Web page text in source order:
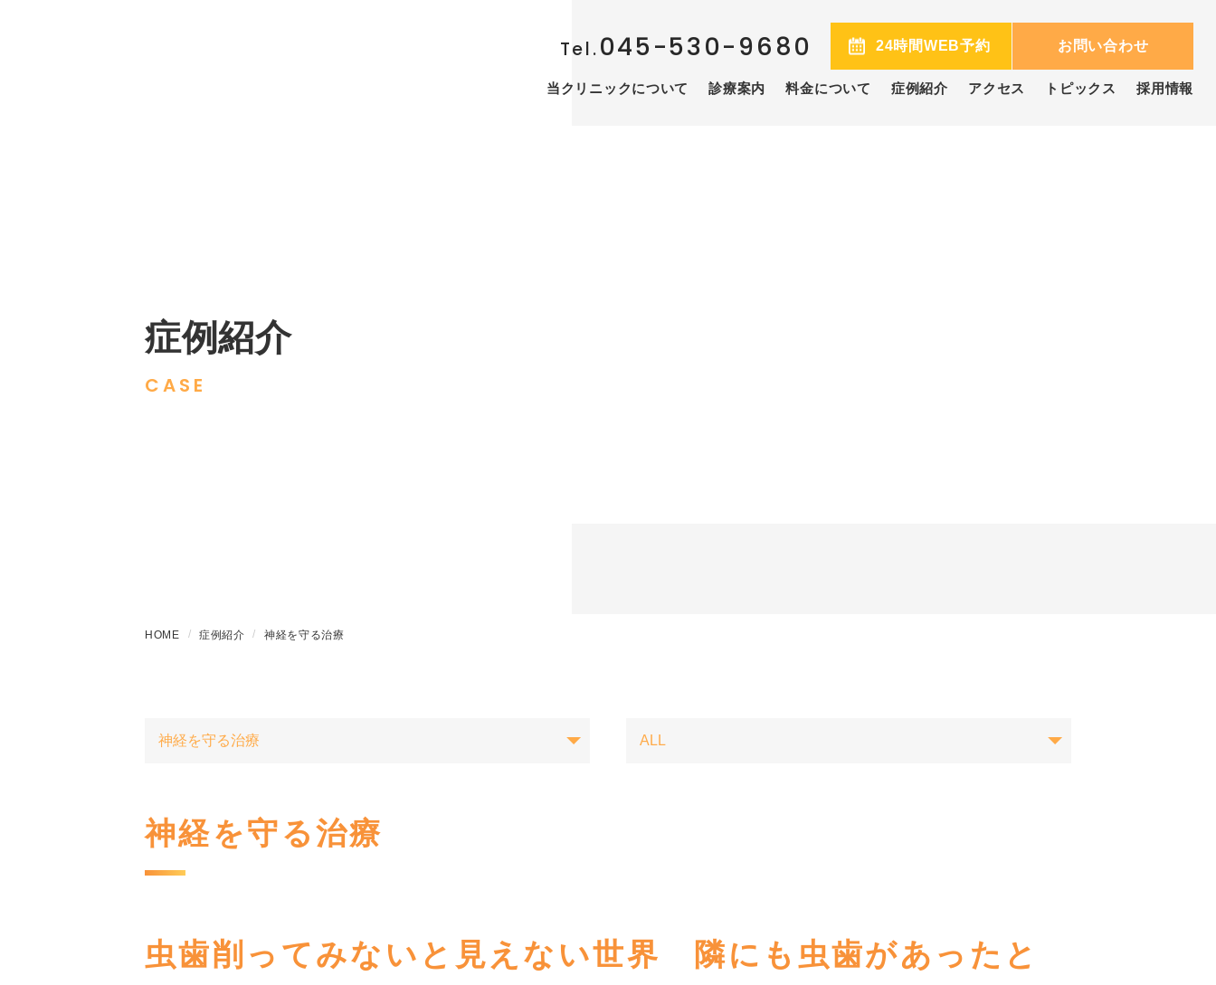
Tel.045-530-9680 24時間WEB予約 お問い合わせ
当クリニックについて 診療案内 料金について 症例紹介 アクセス トピックス 採用情報
症例紹介
CASE
HOME 症例紹介 神経を守る治療
神経を守る治療
虫歯削ってみないと見えない世界 隣にも虫歯があったと